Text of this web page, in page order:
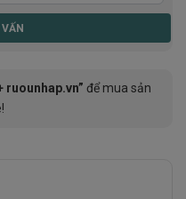
ruounhap.vn” để mua sản